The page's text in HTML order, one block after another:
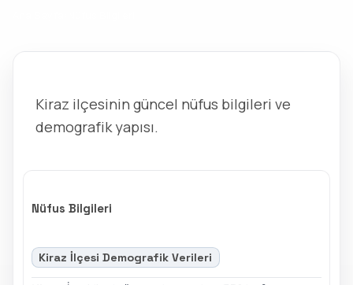
Kiraz ilçesinin güncel nüfus bilgileri ve
demografik yapısı.
Nüfus Bilgileri
Kiraz İlçesi Demografik Verileri